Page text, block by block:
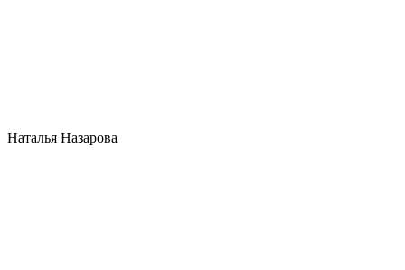
Наталья Назарова